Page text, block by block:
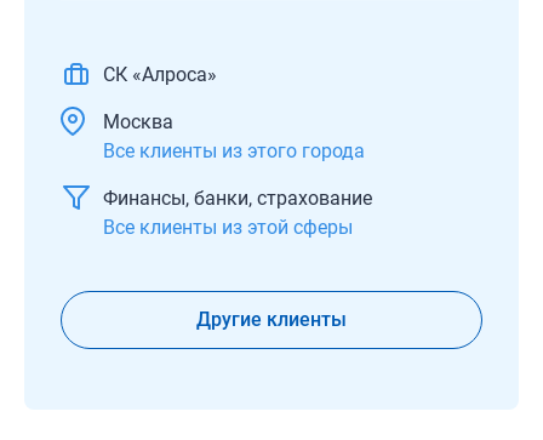
СК «Алроса»
Москва
Все клиенты из этого города
Финансы, банки, страхование
Все клиенты из этой сферы
Другие клиенты